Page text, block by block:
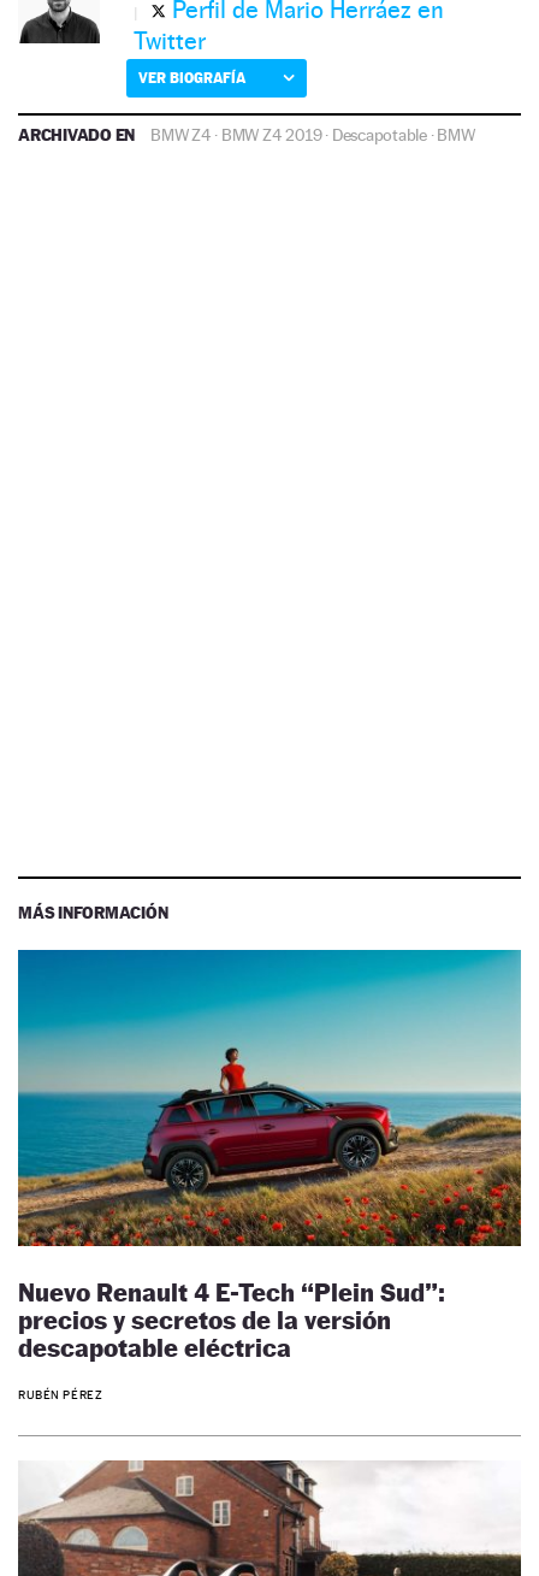
Perfil de Mario Herráez en
Twitter
VER BIOGRAFÍA
ARCHIVADO EN BMW Z4 · BMW Z4 2019· Descapotable ·BMW
MÁS INFORMACIÓN
Nuevo Renault 4 E-Tech “Plein Sud”:
precios y secretos de la versión
descapotable eléctrica
RUBÉN PÉREZ